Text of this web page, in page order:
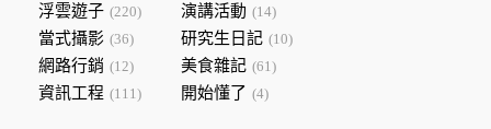
浮雲遊子 (220) 演講活動 (14)
當式攝影 (36) 研究生日記 (10)
網路行銷 (12) 美食雜記 (61)
資訊工程 (111) 開始懂了 (4)